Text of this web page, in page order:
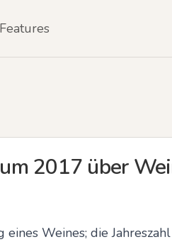
2017 über
Weines; die